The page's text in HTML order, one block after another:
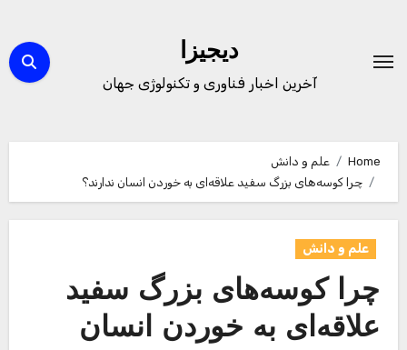
content
دیجیزا
آخرین اخبار فناوری و تکنولوژی جهان
Home
علم و دانش
چرا کوسه‌های بزرگ سفید علاقه‌ای به خوردن انسان ندارند؟
علم و دانش
چرا کوسه‌های بزرگ سفید
علاقه‌ای به خوردن انسان